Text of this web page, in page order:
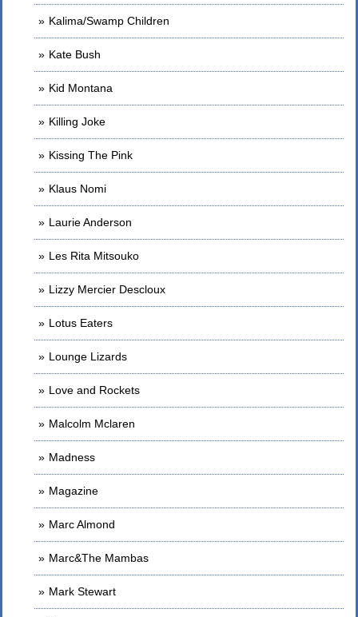
Kalima/Swamp Children
Kate Bush
Kid Montana
Killing Joke
Kissing The Pink
Klaus Nomi
Laurie Anderson
Les Rita Mitsouko
Lizzy Mercier Descloux
Lotus Eaters
Lounge Lizards
Love and Rockets
Malcolm Mclaren
Madness
Magazine
Marc Almond
Marc&The Mambas
Mark Stewart